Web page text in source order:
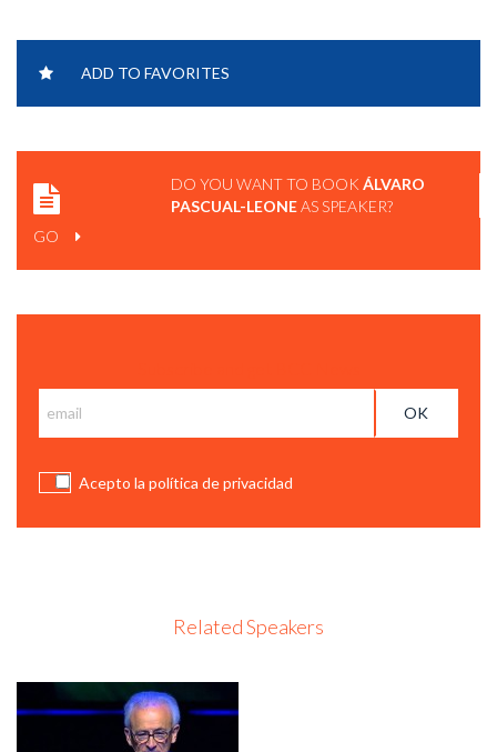
ÁLVARO PASCUAL-LEONE | “EN EL PRÓXIMO MINUTO, TU
CEREBRO CAMBIARÁ 12 VECES” | UNIVERSIDAD EUROPEA.
ADD TO FAVORITES
DO YOU WANT TO BOOKÁLVARO
PASCUAL-LEONEAS SPEAKER?
GO
Acepto la política de privacidad
Related Speakers